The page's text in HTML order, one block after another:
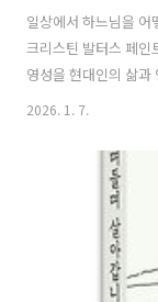
일상에서 하느님을 어
크리스틴 발터스 페인
영성을 현대인의 삶
주의와 산만함이 지배
초적인 수도원, 즉 최
인 기도를 배우는 곳
우리를 깨어나게 하
일상에서 관상을 수
를 담고 있다. 각각의
2026. 1. 7.